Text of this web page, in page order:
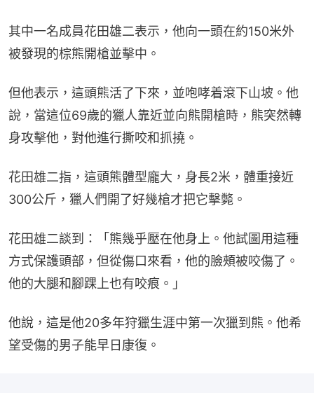
其中一名成員花田雄二表示，他向一頭在約150米外
被發現的棕熊開槍並擊中。
但他表示，這頭熊活了下來，並咆哮着滾下山坡。他
說，當這位69歲的獵人靠近並向熊開槍時，熊突然轉
身攻擊他，對他進行撕咬和抓撓。
花田雄二指，這頭熊體型龐大，身長2米，體重接近
300公斤，獵人們開了好幾槍才把它擊斃。
花田雄二談到：「熊幾乎壓在他身上。他試圖用這種
方式保護頭部，但從傷口來看，他的臉頰被咬傷了。
他的大腿和腳踝上也有咬痕。」
他說，這是他20多年狩獵生涯中第一次獵到熊。他希
望受傷的男子能早日康復。